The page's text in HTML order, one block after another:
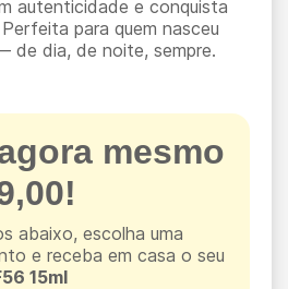
autenticidade e conquista
para quem nasceu
de dia, de noite, sempre.
mesmo
abaixo, escolha uma
e receba em casa o seu
15ml